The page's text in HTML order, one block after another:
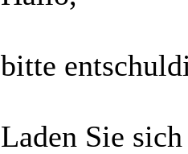
bitte
Laden Sie